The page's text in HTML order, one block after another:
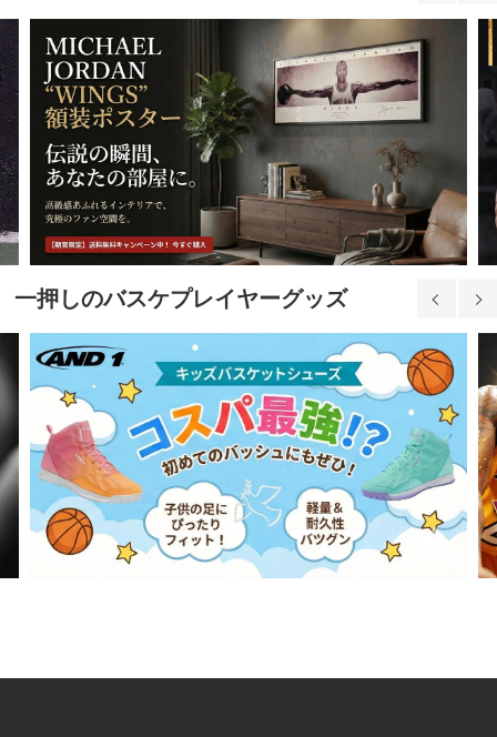
一押しのバスケプレイヤーグッズ